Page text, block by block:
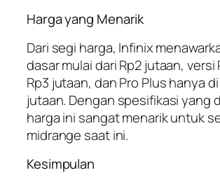
Harga yang Menarik
Dari segi harga, Infinix
dasar mulai dari Rp2 jutaan, versi
Rp3 jutaan, dan Pro Plus hanya
jutaan. Dengan spesifikasi yang
harga ini sangat menarik untuk
midrange saat ini.
Kesimpulan